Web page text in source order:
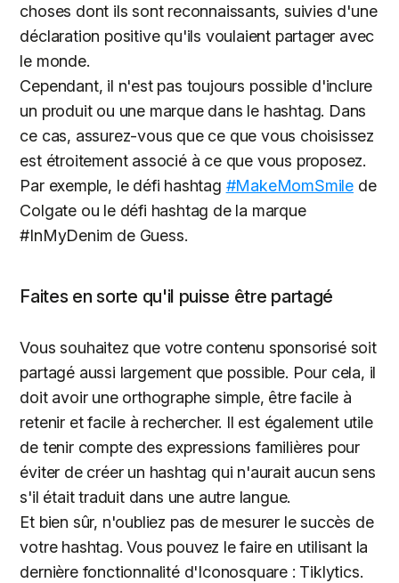
choses dont ils sont reconnaissants, suivies d'une
déclaration positive qu'ils voulaient partager avec
le monde.
Cependant, il n'est pas toujours possible d'inclure
un produit ou une marque dans le hashtag. Dans
ce cas, assurez-vous que ce que vous choisissez
est étroitement associé à ce que vous proposez.
Par exemple, le défi hashtag #MakeMomSmile de
Colgate ou le défi hashtag de la marque
#InMyDenim de Guess.
Faites en sorte qu'il puisse être partagé
Vous souhaitez que votre contenu sponsorisé soit
partagé aussi largement que possible. Pour cela, il
doit avoir une orthographe simple, être facile à
retenir et facile à rechercher. Il est également utile
de tenir compte des expressions familières pour
éviter de créer un hashtag qui n'aurait aucun sens
s'il était traduit dans une autre langue.
Et bien sûr, n'oubliez pas de mesurer le succès de
votre hashtag. Vous pouvez le faire en utilisant la
dernière fonctionnalité d'Iconosquare : Tiklytics.